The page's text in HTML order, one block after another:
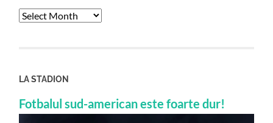
Archives
LA STADION
Fotbalul sud-american este foarte dur!